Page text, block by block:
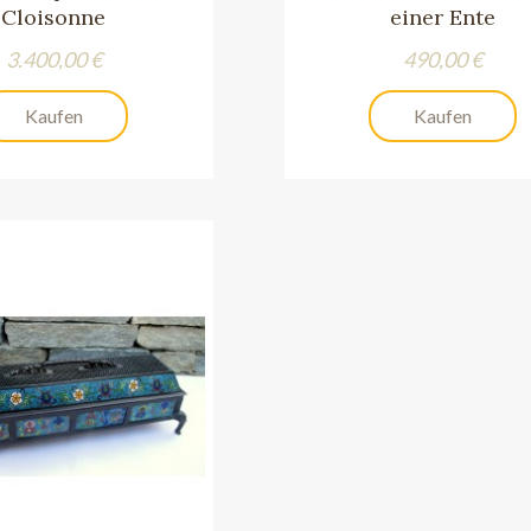
Cloisonne
Preis
3.400,00 €
Kaufen
einer Ente
Preis
490,00 €
Kaufen